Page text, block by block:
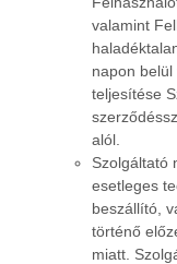
valamint
napon
teljesítése
alól.
Szolgáltató
esetleges
beszállító,
történő
miatt.